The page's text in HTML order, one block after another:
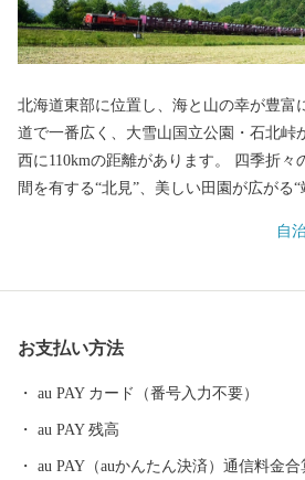
北海道東部に位置し、海と山の幸が豊富
道で一番広く、大雪山国立公園・石北峠
西に110kmの距離があります。 四季折々
間を有する“北見”、美しい田園が広がる“
泉がある“留辺蘂” の、それぞれ魅力にあ
の税務署にお問い合わせください。
自
お支払い方法
au PAY カード（番号入力不要）
au PAY 残高
au PAY（auかんたん決済）通信料金合